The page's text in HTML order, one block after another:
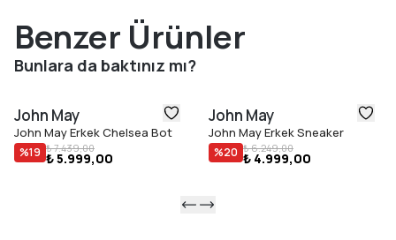
Benzer Ürünler
Bunlara da baktınız mı?
John May
John May Erkek Chelsea Bot
%19 ₺ 7.439,00
₺ 5.999,00
John May
John May Erkek Sneaker
%20 ₺ 6.249,00
₺ 4.999,00